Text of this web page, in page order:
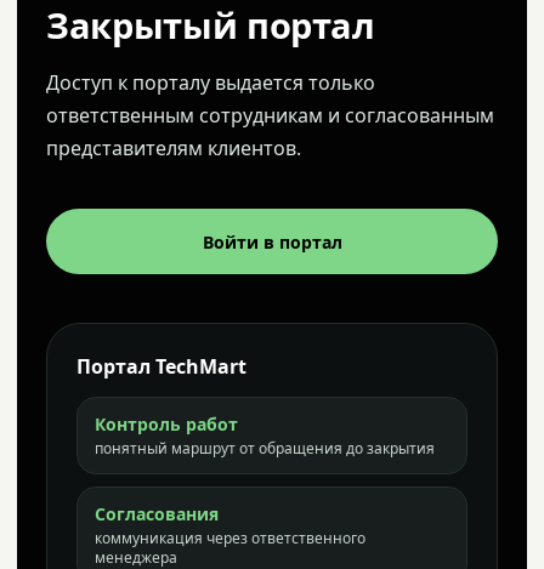
Закрытый портал
Доступ к порталу выдается только
ответственным сотрудникам и согласованным
представителям клиентов.
Войти в портал
Портал TechMart
Контроль работ
понятный маршрут от обращения до закрытия
Согласования
коммуникация через ответственного
менеджера